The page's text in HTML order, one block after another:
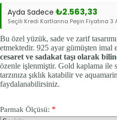
Ayda Sadece ₺2.563,33
Seçili Kredi Kartlarına Peşin Fiyatına 3
Bu özel yüzük, sade ve zarif
etmektedir. 925 ayar gümüşten imal
cesaret ve sadakat taşı olarak
özenle işlenmiştir. Gold kaplama ile
tarzınıza şıklık katabilir ve
faydalanabilirsiniz.
Parmak Ölçüsü: *